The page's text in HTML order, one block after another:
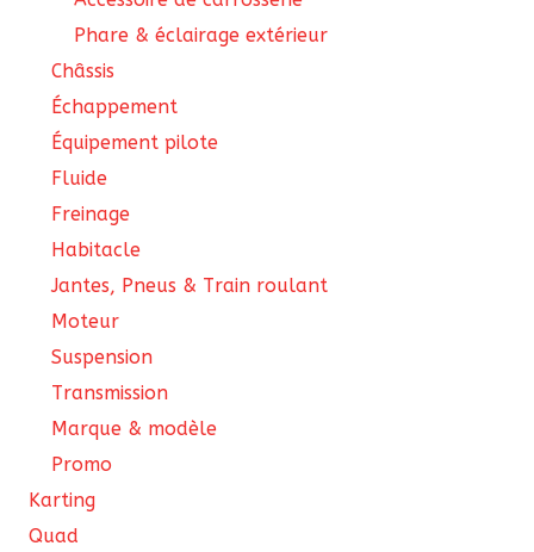
Phare & éclairage extérieur
Châssis
Échappement
Équipement pilote
Fluide
Freinage
Habitacle
Jantes, Pneus & Train roulant
Moteur
Suspension
Transmission
Marque & modèle
Promo
Karting
Quad